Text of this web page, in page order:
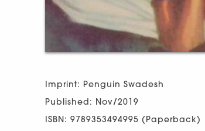
Imprint: Penguin Swadesh
Published: Nov/2019
ISBN: 9789353494995 (Paperback)